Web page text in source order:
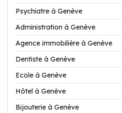
Psychiatre à Genève
Administration à Genève
Agence immobilière à Genève
Dentiste à Genève
Ecole à Genève
Hôtel à Genève
Bijouterie à Genève